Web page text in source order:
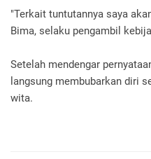
"Terkait tuntutannya saya
Bima, selaku pengambil
Setelah mendengar
langsung membubarkan diri
wita.